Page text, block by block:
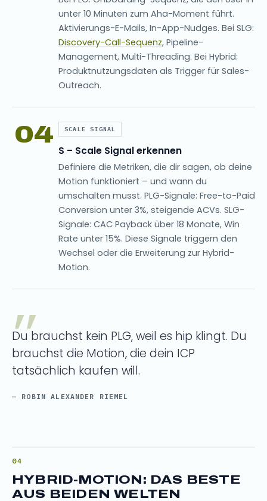
unter 10 Minuten zum Aha-Moment führt.
Aktivierungs-E-Mails, In-App-Nudges. Bei SLG:
Discovery-Call-Sequenz, Pipeline-
Management, Multi-Threading. Bei Hybrid:
Produktnutzungsdaten als Trigger für Sales-
Outreach.
04 SCALE SIGNAL
S – Scale Signal erkennen
Definiere die Metriken, die dir sagen, ob deine
Motion funktioniert – und wann du
umschalten musst. PLG-Signale: Free-to-Paid
Conversion unter 3%, steigende ACVs. SLG-
Signale: CAC Payback über 18 Monate, Win
Rate unter 15%. Diese Signale triggern den
Wechsel oder die Erweiterung zur Hybrid-
Motion.
Du brauchst kein PLG, weil es hip klingt. Du
brauchst die Motion, die dein ICP
tatsächlich kaufen will.
— ROBIN ALEXANDER RIEMEL
HYBRID-MOTION: DAS BESTE
AUS BEIDEN WELTEN